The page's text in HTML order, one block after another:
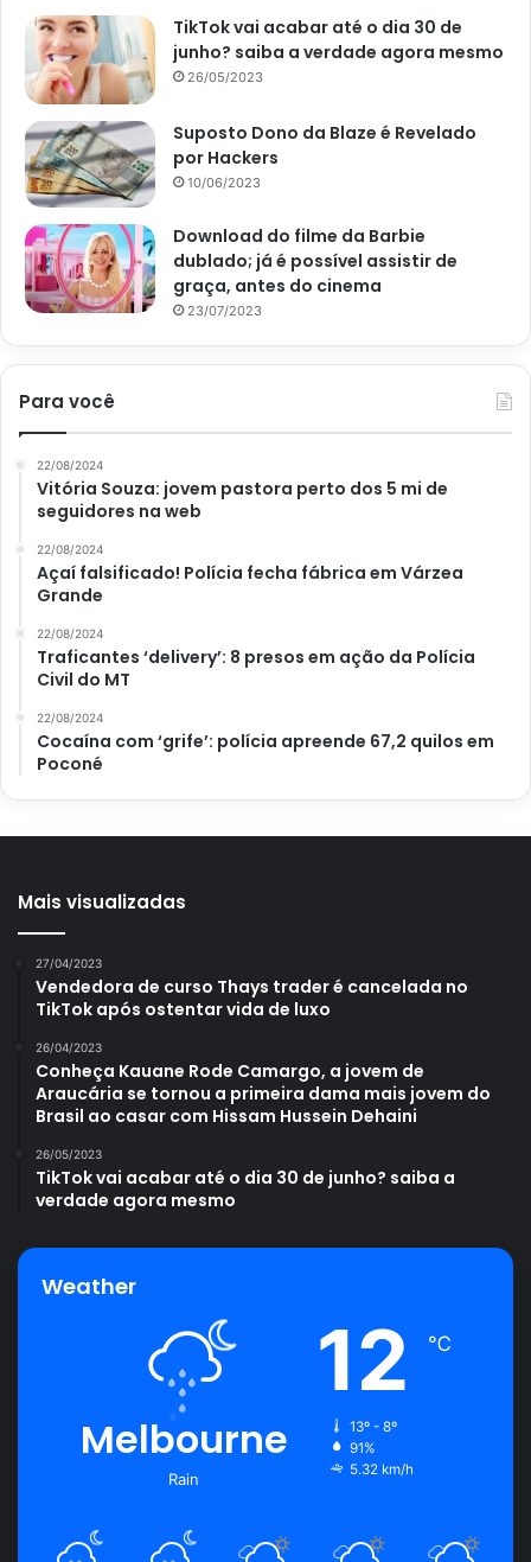
TikTok vai acabar até o dia 30 de
junho? saiba a verdade agora mesmo
26/05/2023
Suposto Dono da Blaze é Revelado
por Hackers
10/06/2023
Download do filme da Barbie
dublado; já é possível assistir de
graça, antes do cinema
23/07/2023
Para você
22/08/2024
Vitória Souza: jovem pastora perto dos 5 mi de
seguidores na web
22/08/2024
Açaí falsificado! Polícia fecha fábrica em Várzea
Grande
22/08/2024
Traficantes ‘delivery’: 8 presos em ação da Polícia
Civil do MT
22/08/2024
Cocaína com ‘grife’: polícia apreende 67,2 quilos em
Poconé
Mais visualizadas
27/04/2023
Vendedora de curso Thays trader é cancelada no
TikTok após ostentar vida de luxo
26/04/2023
Conheça Kauane Rode Camargo, a jovem de
Araucária se tornou a primeira dama mais jovem do
Brasil ao casar com Hissam Hussein Dehaini
26/05/2023
TikTok vai acabar até o dia 30 de junho? saiba a
verdade agora mesmo
Weather
Melbourne
Rain
12 ℃
13º - 8º
91%
5.32 km/h